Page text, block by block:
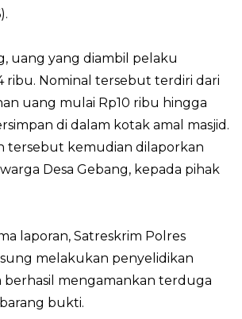
uang yang diambil pelaku
ribu. Nominal tersebut terdiri dari
uang mulai Rp10 ribu hingga
di dalam kotak amal masjid.
tersebut kemudian dilaporkan
Desa Gebang, kepada pihak
laporan, Satreskrim Polres
melakukan penyelidikan
berhasil mengamankan terduga
bukti.